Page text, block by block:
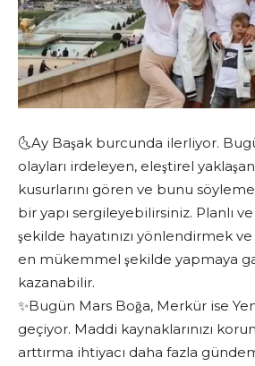
🌜Ay Başak burcunda ilerliyor.
olayları irdeleyen, eleştirel
kusurlarını gören ve bunu
bir yapı sergileyebilirsiniz. Planlı
şekilde hayatınızı yönlendirmek ve
en mükemmel şekilde yapmaya
kazanabilir.
✨Bugün Mars Boğa, Merkür ise
geçiyor. Maddi kaynaklarınızı
arttırma ihtiyacı daha fazla